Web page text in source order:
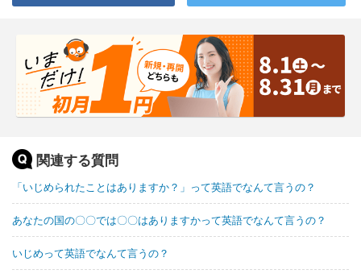
関連する質問
「いじめられたことはありますか？」って英語でなんて言うの？
あなたの国の〇〇では〇〇はありますかって英語でなんて言うの？
いじめって英語でなんて言うの？